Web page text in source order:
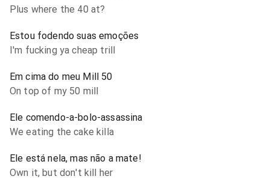
Plus where the 40 at?
Estou fodendo suas emoções
I'm fucking ya cheap trill
Em cima do meu Mill 50
On top of my 50 mill
Ele comendo-a-bolo-assassina
We eating the cake killa
Ele está nela, mas não a mate!
Own it, but don't kill her